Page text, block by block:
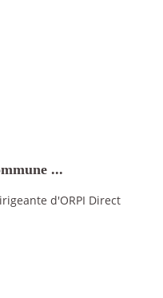
...
d'ORPI Direct